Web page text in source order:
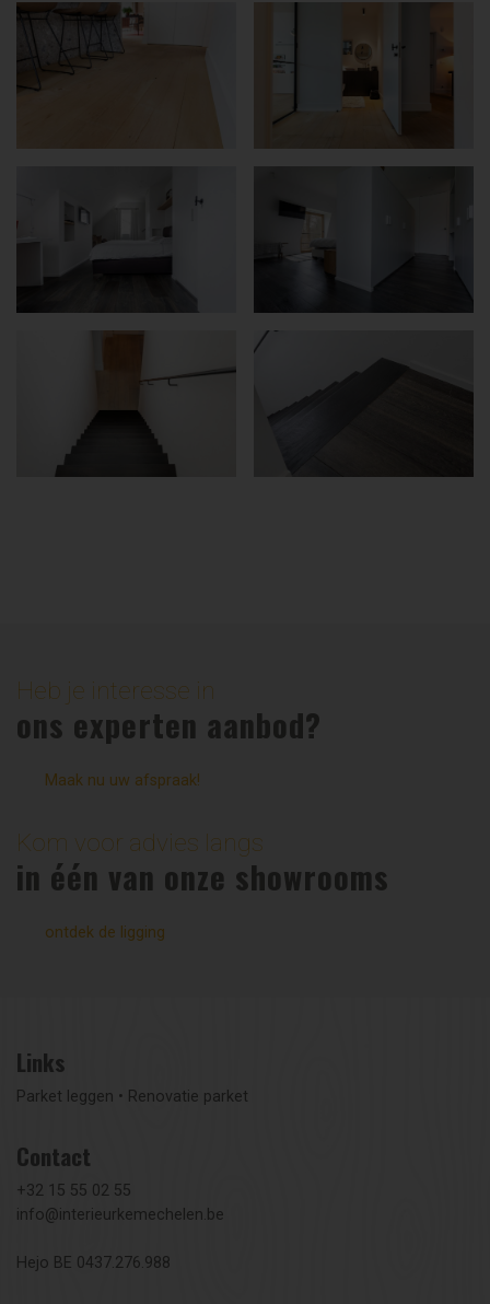
Heb je interesse in
ons experten aanbod?
Maak nu uw afspraak!
Kom voor advies langs
in één van onze showrooms
ontdek de ligging
Links
Parket leggen • Renovatie parket
Contact
+32 15 55 02 55
info@interieurkemechelen.be
Hejo BE 0437.276.988